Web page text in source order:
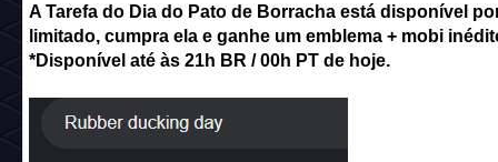
A Tarefa do Dia do Pato de Borracha está disponível
limitado, cumpra ela e ganhe um emblema + mobi
*Disponível até às 21h BR / 00h PT de hoje.